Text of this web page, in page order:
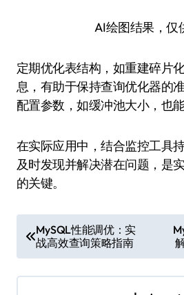
AI绘图结果，仅
定期优化表结构，如重建碎片
息，有助于保持查询优化器的
配置参数，如缓冲池大小，也
在实际应用中，结合监控工具
及时发现并解决潜在问题，是
的关键。
章
导
MySQL性能调优：实
战高效查询策略指南